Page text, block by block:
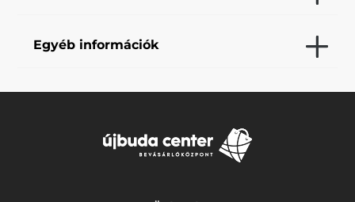
Egyéb információk